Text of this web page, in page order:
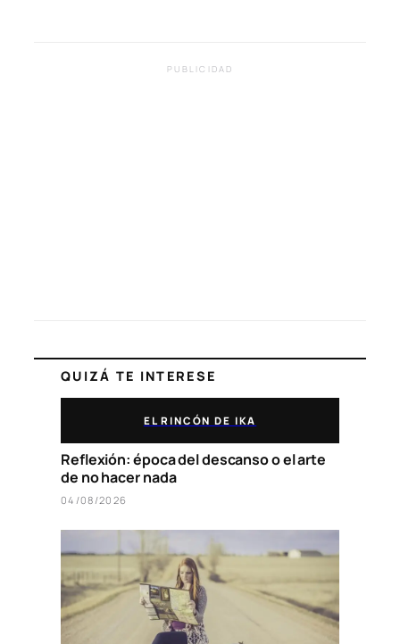
PUBLICIDAD
QUIZÁ TE INTERESE
EL RINCÓN DE IKA
Reflexión: época del descanso o el arte
de no hacer nada
04/08/2026